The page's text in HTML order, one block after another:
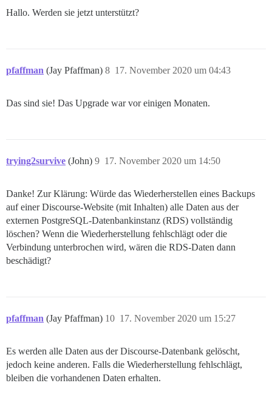
Hallo. Werden sie jetzt unterstützt?
pfaffman (Jay Pfaffman) 17. November 2020 um 04:43
8
Das sind sie! Das Upgrade war vor einigen Monaten.
trying2survive (John) 17. November 2020 um 14:50
9
Danke! Zur Klärung: Würde das Wiederherstellen eines Backups
auf einer Discourse-Website (mit Inhalten) alle Daten aus der
externen PostgreSQL-Datenbankinstanz (RDS) vollständig
löschen? Wenn die Wiederherstellung fehlschlägt oder die
Verbindung unterbrochen wird, wären die RDS-Daten dann
beschädigt?
pfaffman (Jay Pfaffman) 17. November 2020 um 15:27
10
Es werden alle Daten aus der Discourse-Datenbank gelöscht,
jedoch keine anderen. Falls die Wiederherstellung fehlschlägt,
bleiben die vorhandenen Daten erhalten.